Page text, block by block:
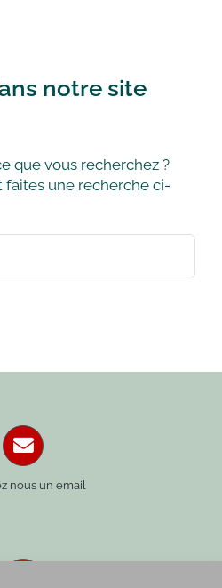
notre site
que vous recherchez ?
une recherche ci-
nous un email